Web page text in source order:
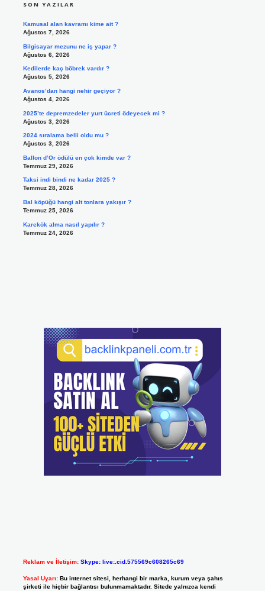
SON YAZILAR
Kamusal alan kavramı kime ait ?
Ağustos 7, 2026
Bilgisayar mezunu ne iş yapar ?
Ağustos 6, 2026
Kedilerde kaç böbrek vardır ?
Ağustos 5, 2026
Avanos’dan hangi nehir geçiyor ?
Ağustos 4, 2026
2025’te depremzedeler yurt ücreti ödeyecek mi ?
Ağustos 3, 2026
2024 sıralama belli oldu mu ?
Ağustos 3, 2026
Ballon d’Or ödülü en çok kimde var ?
Temmuz 29, 2026
Taksi indi bindi ne kadar 2025 ?
Temmuz 28, 2026
Bal köpüğü hangi alt tonlara yakışır ?
Temmuz 25, 2026
Karekök alma nasıl yapılır ?
Temmuz 24, 2026
Reklam ve İletişim: Skype: live:.cid.575569c608265c69
Yasal Uyarı: Bu internet sitesi, herhangi bir marka, kurum veya şahıs
şirketi ile hiçbir bağlantısı bulunmamaktadır. Sitede yalnızca kendi